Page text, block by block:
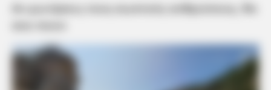
Αν ρωτήσεις τους σωστούς ανθρώπους, θα